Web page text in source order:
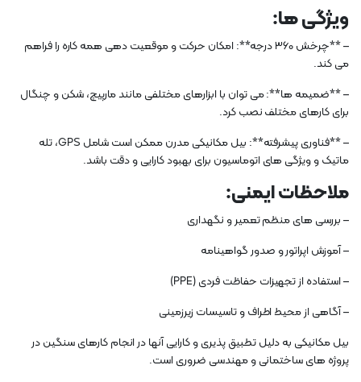
ویژگی ها:
– **چرخش 360 درجه**: امکان حرکت و موقعیت دهی همه کاره را فراهم
می کند.
– **ضمیمه ها**: می توان با ابزارهای مختلفی مانند مارپیچ، شکن و چنگال
برای کارهای مختلف نصب کرد.
– **فناوری پیشرفته**: بیل مکانیکی مدرن ممکن است شامل GPS، تله
ماتیک و ویژگی های اتوماسیون برای بهبود کارایی و دقت باشد.
ملاحظات ایمنی:
– بررسی های منظم تعمیر و نگهداری
– آموزش اپراتور و صدور گواهینامه
– استفاده از تجهیزات حفاظت فردی (PPE)
– آگاهی از محیط اطراف و تاسیسات زیرزمینی
بیل مکانیکی به دلیل تطبیق پذیری و کارایی آنها در انجام کارهای سنگین در
پروژه های ساختمانی و مهندسی ضروری است.